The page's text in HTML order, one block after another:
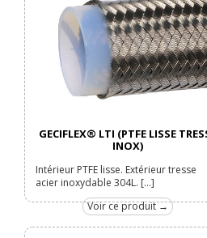
GECIFLEX® LTI (PTFE LISSE
INOX)
Intérieur PTFE lisse. Extérieur tresse
acier inoxydable 304L. [...]
Voir ce produit →